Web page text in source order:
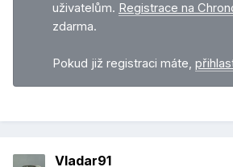
uživatelům. Registrace na
zdarma.
Pokud již registraci máte,
Vladar91